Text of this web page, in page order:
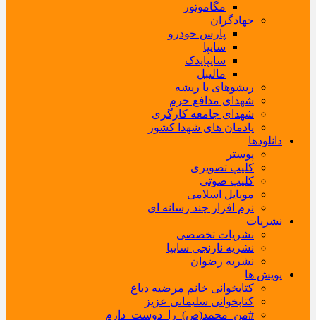
مگاموتور
جهادگران
پارس خودرو
سایپا
سایپایدک
مالیبل
ریشوهای با ریشه
شهدای مدافع حرم
شهدای جامعه کارگری
یادمان های شهدا کشور
دانلودها
پوستر
کلیپ تصویری
کلیپ صوتی
موبایل اسلامی
نرم افزار چند رسانه ای
نشریات
نشریات تخصصی
نشریه نارنجی سایپا
نشریه رضوان
پویش ها
کتابخوانی خانم مرضیه دباغ
کتابخوانی سلیمانی عزیز
#من_محمد(ص)_را_دوست_دارم